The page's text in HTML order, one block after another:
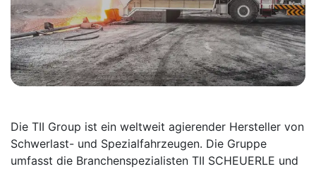
Die TII Group ist ein weltweit agierender Hersteller von
Schwerlast- und Spezialfahrzeugen. Die Gruppe
umfasst die Branchenspezialisten TII SCHEUERLE und